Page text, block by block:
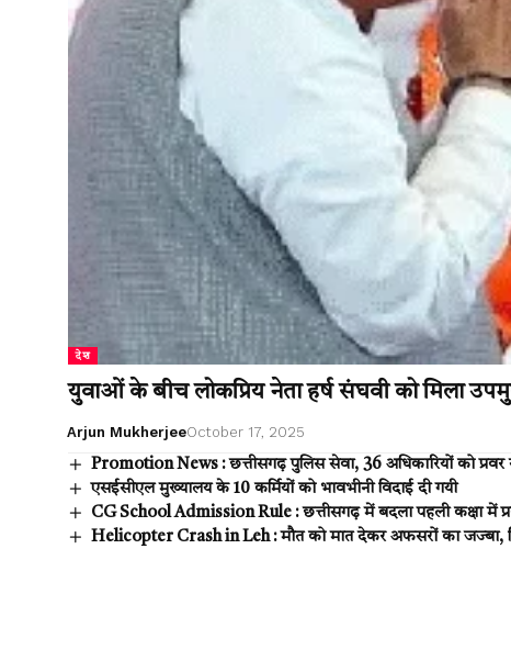
देश
युवाओं के बीच लोकप्रिय नेता हर्ष संघवी को मिला
Arjun MukherjeeOctober 17, 2025
Promotion News : छत्तीसगढ़ पुलिस सेवा, 36 अधिकारियों को प्रवर से
एसईसीएल मुख्यालय के 10 कर्मियों को भावभीनी विदाई दी गयी
CG School Admission Rule : छत्तीसगढ़ में बदला पहली कक्षा में
Helicopter Crash in Leh : मौत को मात देकर अफसरों का जज्बा,